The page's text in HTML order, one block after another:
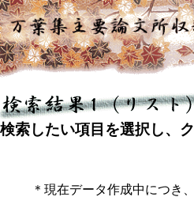
検索したい項目を選択し、
＊現在データ作成中につき